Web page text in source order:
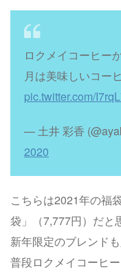
ロクメイコーヒー
月は美味しいコー
pic.twitter.com/
— 土井 彩香
2020
こちらは2021年の福
袋」（7,777円）だと
新年限定のブレンド
普段ロクメイコーヒ